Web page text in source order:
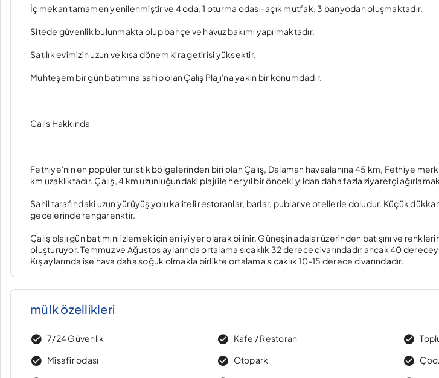
İç mekan tamamen yenilenmiştir ve 4 oda, 1 oturma odası-açık mutfak, 3 banyodan oluşmaktadır.
Sitede güvenlik bulunmakta olup bahçe ve havuz bakımı yapılmaktadır.
Satılık evimizin uzun ve kısa dönem kira getirisi yüksektir.
Muhteşem bir gün batımına sahip olan Çalış Plajı'na yakın bir konumdadır.
Calis Hakkında
Fethiye'nin en popüler turistik bölgelerinden biri olan Çalış, Dalaman havaalanına 45 km, Fethiye
km uzaklıktadır. Çalış, 4 km uzunluğundaki plajı ile her yıl bir önceki yıldan daha fazla ziyaretçi
Sahil tarafındaki uzun yürüyüş yolu kaliteli restoranlar, barlar, publar ve otellerle doludur. Küçük
gecelerinde rengarenktir.
Çalış plajı gün batımını izlemek için en iyi yer olarak bilinir. Güneşin adalar üzerinden batışını ve
oluşturuyor. Temmuz ve Ağustos aylarında ortalama sıcaklık 32 derece civarındadır ancak 40
Kış aylarında ise hava daha soğuk olmakla birlikte ortalama sıcaklık 10-15 derece civarındadır.
mülk özellikleri
7/24 Güvenlik Kafe / Restoran
Misafir odası
Otopark